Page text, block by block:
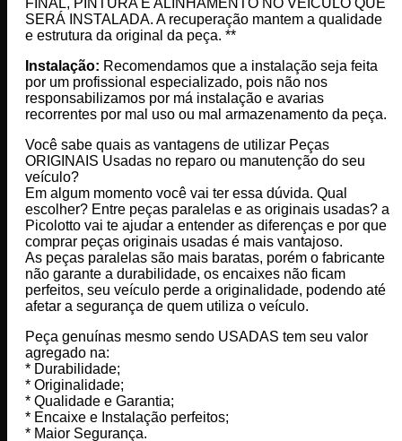
SERÁ INSTALADA. A recuperação mantem a qualidade
e estrutura da original da peça. **
Instalação: Recomendamos que a instalação seja feita
por um profissional especializado, pois não nos
responsabilizamos por má instalação e avarias
recorrentes por mal uso ou mal armazenamento da peça.
Você sabe quais as vantagens de utilizar Peças
ORIGINAIS Usadas no reparo ou manutenção do seu
veículo?
Em algum momento você vai ter essa dúvida. Qual
escolher? Entre peças paralelas e as originais usadas? a
Picolotto vai te ajudar a entender as diferenças e por que
comprar peças originais usadas é mais vantajoso.
As peças paralelas são mais baratas, porém o fabricante
não garante a durabilidade, os encaixes não ficam
perfeitos, seu veículo perde a originalidade, podendo até
afetar a segurança de quem utiliza o veículo.
Peça genuínas mesmo sendo USADAS tem seu valor
agregado na:
* Durabilidade;
* Originalidade;
* Qualidade e Garantia;
* Encaixe e Instalação perfeitos;
* Maior Segurança.